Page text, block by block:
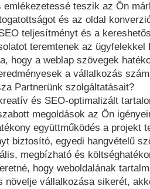
emlékezetessé teszik az Ön
és az oldal
teljesítményt és a
teremtenek az
hogy a weblap szövegek
a vállalkozás
Partnerünk szolgáltatásait?
és SEO-optimalizált
megoldások az Ön
együttműködés a projekt
biztosító, egyedi hangvételű
megbízható és
hogy weboldalának
növelje vállalkozása sikerét,